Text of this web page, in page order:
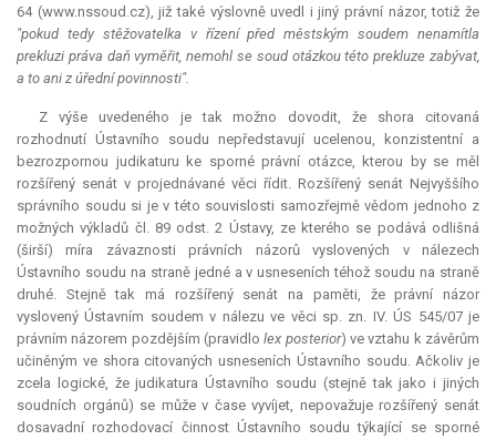
64 (www.nssoud.cz), již také výslovně uvedl i jiný právní názor, totiž že
"pokud tedy stěžovatelka v řízení před městským soudem nenamítla
prekluzi práva daň vyměřit, nemohl se soud otázkou tétoprekluze zabývat,
a to ani z úřední povinnosti".
Z výše uvedeného je tak možno dovodit, že shora citovaná
rozhodnutí Ústavního soudu nepředstavují ucelenou, konzistentní a
bezrozpornou judikaturu ke sporné právní otázce, kterou by se měl
rozšířený senát v projednávané věci řídit. Rozšířený senát Nejvyššího
správního soudu si je v této souvislosti samozřejmě vědom jednoho z
možných výkladů čl. 89 odst. 2 Ústavy, ze kterého se podává odlišná
(širší) míra závaznosti právních názorů vyslovených v nálezech
Ústavního soudu na straně jedné a v usneseních téhož soudu na straně
druhé. Stejně tak má rozšířený senát na paměti, že právní názor
vyslovený Ústavním soudem v nálezu ve věci sp. zn. IV. ÚS 545/07 je
právním názorem pozdějším (pravidlolex posterior) ve vztahu k závěrům
učiněným ve shora citovaných usneseních Ústavního soudu. Ačkoliv je
zcela logické, žejudikatura Ústavního soudu (stejně tak jako i jiných
soudních orgánů) se může v čase vyvíjet, nepovažuje rozšířený senát
dosavadní rozhodovací činnost Ústavního soudu týkající se sporné